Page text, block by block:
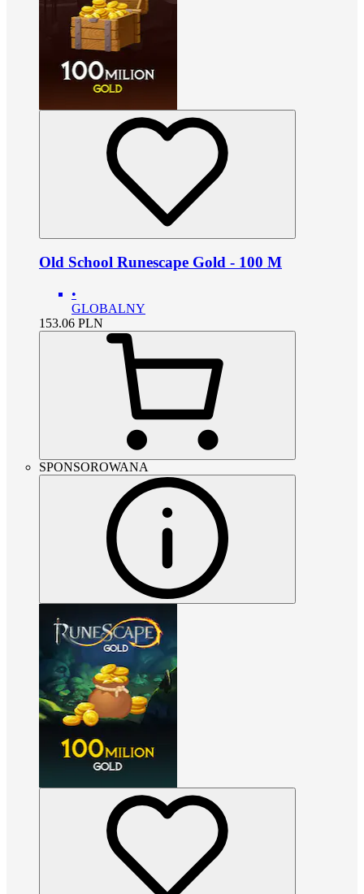
Old School Runescape Gold - 100 M
•
GLOBALNY
153.06 PLN
SPONSOROWANA